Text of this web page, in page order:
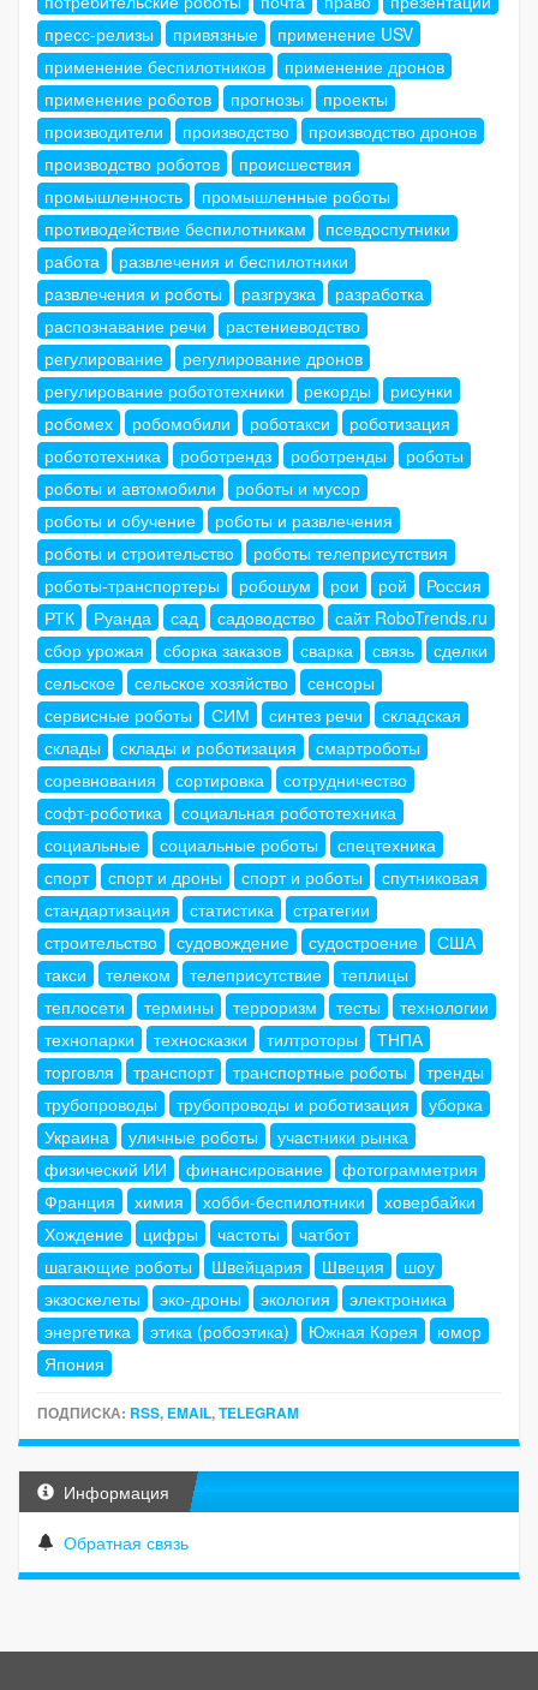
пресс-релизы
привязные
применение USV
применение беспилотников
применение дронов
применение роботов
прогнозы
проекты
производители
производство
производство дронов
производство роботов
происшествия
промышленность
промышленные роботы
противодействие беспилотникам
псевдоспутники
работа
развлечения и беспилотники
развлечения и роботы
разгрузка
разработка
распознавание речи
растениеводство
регулирование
регулирование дронов
регулирование робототехники
рекорды
рисунки
робомех
робомобили роботакси
роботизация
робототехника
роботрендз роботренды
роботы
роботы и автомобили
роботы и мусор
роботы и обучение
роботы и развлечения
роботы и строительство
роботы телеприсутствия
роботы-транспортеры
робошум рои рой
Россия
РТК
Руанда сад садоводство
сайт RoboTrends.ru
сбор урожая
сборка заказов сварка связь
сделки
сельское
сельское хозяйство
сенсоры
сервисные роботы
СИМ синтез речи
складская
склады
склады и роботизация
смартроботы
соревнования
сортировка
сотрудничество
софт-роботика
социальная робототехника
социальные
социальные роботы
спецтехника
спорт
спорт и дроны спорт и роботы
спутниковая
стандартизация
статистика
стратегии
строительство
судовождение судостроение
США
такси
телеком телеприсутствие
теплицы
теплосети
термины терроризм тесты
технологии
технопарки
техносказки тилтроторы
ТНПА
торговля
транспорт транспортные роботы
тренды
трубопроводы
трубопроводы и роботизация
уборка
Украина
уличные роботы
участники рынка
физический ИИ
финансирование
фотограмметрия
Франция
химия хобби-беспилотники
ховербайки
Хождение
цифры частоты
чатбот
шагающие роботы
Швейцария Швеция
шоу
экзоскелеты
эко-дроны экология
электроника
энергетика
этика (робоэтика) Южная Корея
юмор
Япония
ПОДПИСКА: RSS, EMAIL,TELEGRAM
Информация
Обратная связь